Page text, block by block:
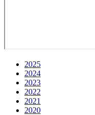
2025
2024
2023
2022
2021
2020